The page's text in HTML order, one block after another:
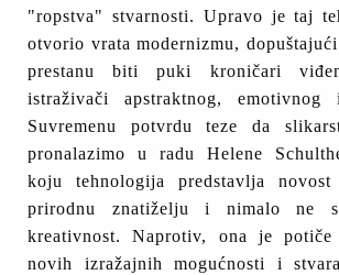
"ropstva" stvarnosti. Upravo je taj
otvorio vrata modernizmu,
prestanu biti puki kroničari
istraživači apstraktnog, emotivnog
Suvremenu potvrdu teze da
pronalazimo u radu Helene
koju tehnologija predstavlja
prirodnu znatiželju i nimalo ne
kreativnost. Naprotiv, ona je potiče
novih izražajnih mogućnosti i